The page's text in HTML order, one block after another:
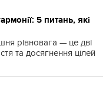
5 питань, які
рівновага — це дві
та досягнення цілей